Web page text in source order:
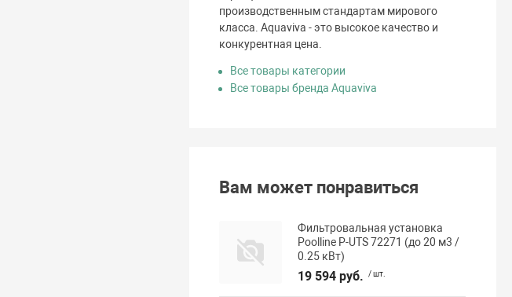
производственным стандартам мирового
класса. Aquaviva - это высокое качество и
конкурентная цена.
Все товары категории
Все товары бренда Aquaviva
Вам может понравиться
Фильтровальная установка
Poolline P-UTS 72271 (до 20 м3 /
0.25 кВт)
19 594 руб. / шт.